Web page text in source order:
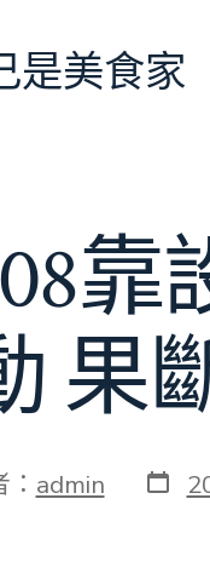
是美食家
靠
果
admin 發
表